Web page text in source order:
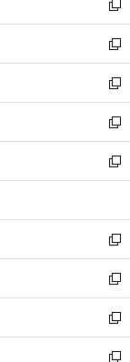
く
で
開
く
ド
ウ
で
開
く
ィ
ン
ド
ウ
で
開
く
い
ウ
ィ
ン
ド
ウ
で
開
く
新
し
い
ウ
ィ
ン
ド
ウ
で
開
新
し
い
ウ
ィ
ン
ド
ウ
開
く
新
し
い
ウ
ィ
ン
ウ
で
開
く
新
し
い
ウ
ン
ド
ウ
で
開
く
新
し
ウ
ィ
ン
ド
ウ
で
開
く
新
し
い
ウ
ィ
ン
ド
新
し
い
ウ
ィ
新
し